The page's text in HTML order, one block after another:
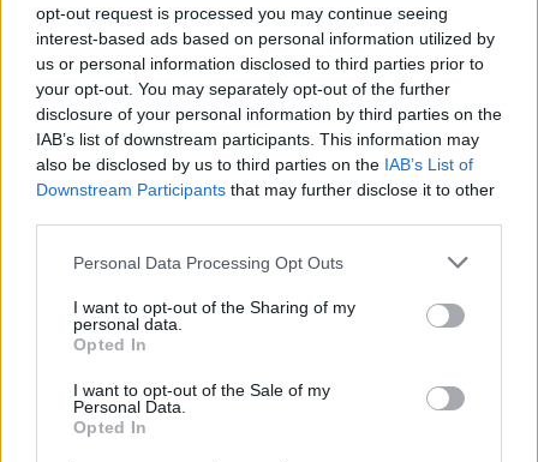
opt-out request is processed you may continue seeing
interest-based ads based on personal information utilized by
us or personal information disclosed to third parties prior to
your opt-out. You may separately opt-out of the further
disclosure of your personal information by third parties on the
IAB’s list of downstream participants. This information may
also be disclosed by us to third parties on the IAB’s List of
Downstream Participants that may further disclose it to other
Personal Data Processing Opt Outs
I want to opt-out of the Sharing of my
personal data.
Opted In
I want to opt-out of the Sale of my
Personal Data.
Opted In
Kecskeméten is szakirányú
továbbképzésekkel erősít a Gál Ferenc
Egyetem
Országos
A lakosságra is fontos szerep hárul a
szúnyoginvázió elkerülésében
HIRDETÉS
HIRDETÉS